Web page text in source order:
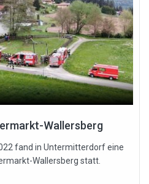
Wallersberg
fand in Untermitterdorf eine
Wallersberg statt.